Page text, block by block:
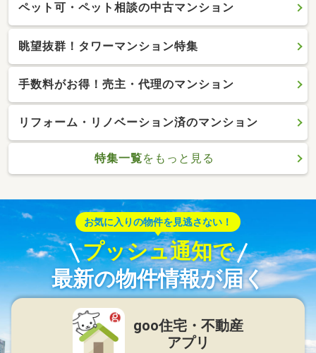
ペット可・ペット相談の中古マンション
眺望抜群！タワーマンション特集
手数料がお得！売主・代理のマンション
リフォーム・リノベーション済のマンション
特集一覧をもっと見る
お気に入りの物件を見逃さない！
プッシュ通知で
最新の物件情報が届く
goo住宅・不動産
アプリ